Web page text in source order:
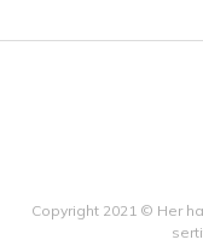
Copyright 2021 © Her